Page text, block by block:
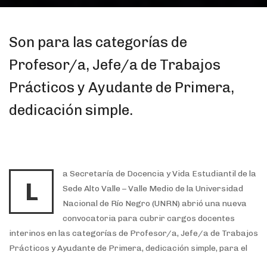
Son para las categorías de
Profesor/a, Jefe/a de Trabajos
Prácticos y Ayudante de Primera,
dedicación simple.
L
a Secretaría de Docencia y Vida Estudiantil de la
Sede Alto Valle – Valle Medio de la Universidad
Nacional de Río Negro (UNRN) abrió una nueva
convocatoria para cubrir cargos docentes
interinos en las categorías de Profesor/a, Jefe/a de Trabajos
Prácticos y Ayudante de Primera, dedicación simple, para el